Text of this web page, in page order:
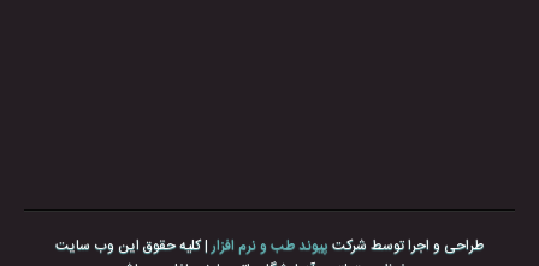
طراحی و اجرا توسط شرکت پیوند طب و نرم افزار| کلیه حقوق این وب سایت